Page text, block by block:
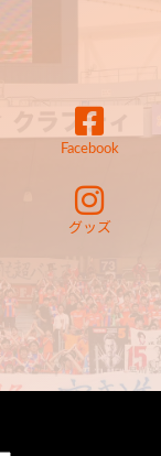
Facebook
グッズ